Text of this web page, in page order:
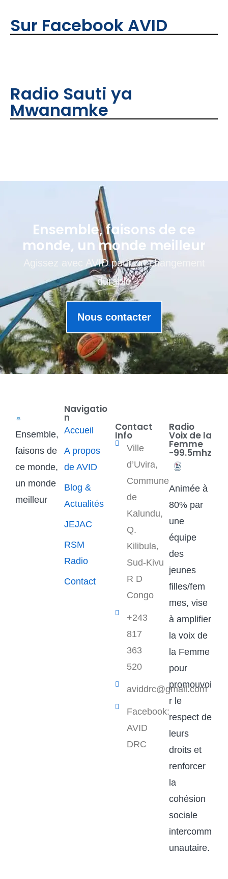
Sur Facebook AVID
Radio Sauti ya
Mwanamke
Ensemble, faisons de ce
monde, un monde meilleur
Agissez avec AVID pour un changement
durable
Nous contacter
Ensemble,
faisons de
ce monde,
un monde
meilleur
Navigatio
n
Accueil
A propos
de AVID
Blog &
Actualités
JEJAC
RSM
Radio
Contact
Contact
Info
Ville
d’Uvira,
Commune
de
Kalundu,
Q.
Kilibula,
Sud-Kivu
R D
Congo
+243
817
363
520
aviddrc@gmail.com​
Facebook:
AVID
DRC
Radio
Voix de la
Femme
-99.5mhz
Animée à
80% par
une
équipe
des
jeunes
filles/fem
mes, vise
à amplifier
la voix de
la Femme
pour
promouvoi
r le
respect de
leurs
droits et
renforcer
la
cohésion
sociale
intercomm
unautaire.